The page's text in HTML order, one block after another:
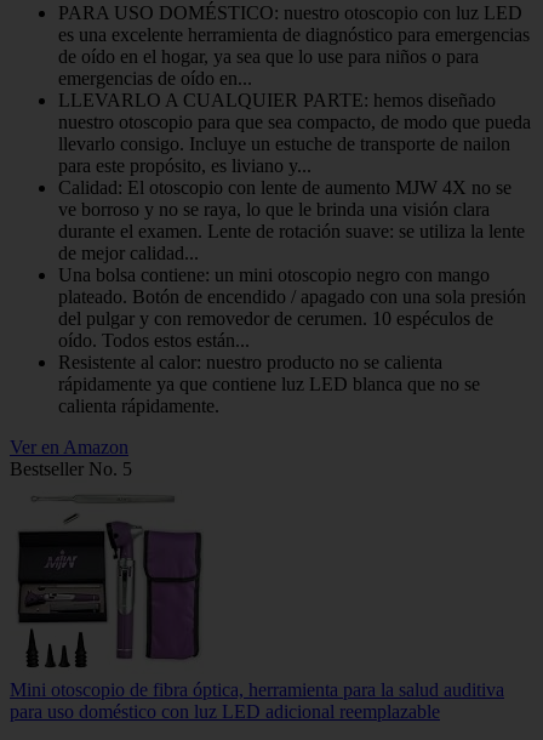
PARA USO DOMÉSTICO: nuestro otoscopio con luz LED
es una excelente herramienta de diagnóstico para emergencias
de oído en el hogar, ya sea que lo use para niños o para
emergencias de oído en...
LLEVARLO A CUALQUIER PARTE: hemos diseñado
nuestro otoscopio para que sea compacto, de modo que pueda
llevarlo consigo. Incluye un estuche de transporte de nailon
para este propósito, es liviano y...
Calidad: El otoscopio con lente de aumento MJW 4X no se
ve borroso y no se raya, lo que le brinda una visión clara
durante el examen. Lente de rotación suave: se utiliza la lente
de mejor calidad...
Una bolsa contiene: un mini otoscopio negro con mango
plateado. Botón de encendido / apagado con una sola presión
del pulgar y con removedor de cerumen. 10 espéculos de
oído. Todos estos están...
Resistente al calor: nuestro producto no se calienta
rápidamente ya que contiene luz LED blanca que no se
calienta rápidamente.
Ver en Amazon
Bestseller No. 5
Mini otoscopio de fibra óptica, herramienta para la salud auditiva
para uso doméstico con luz LED adicional reemplazable